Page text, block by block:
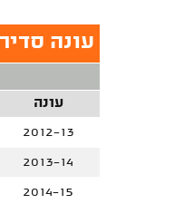
עונה
עונה
2012-13
2013-14
2014-15